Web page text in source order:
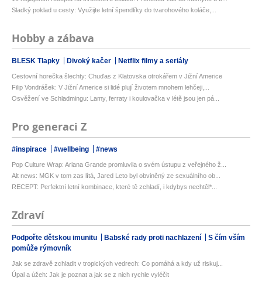
Sladký poklad u cesty: Využijte letní špendlíky do tvarohového koláče,...
Hobby a zábava
BLESK Tlapky Divoký kačer Netflix filmy a seriály
Cestovní horečka šlechty: Chuďas z Klatovska otrokářem v Jižní Americe
Filip Vondrášek: V Jižní Americe si lidé plují životem mnohem lehčeji,...
Osvěžení ve Schladmingu: Lamy, ferraty i koulovačka v létě jsou jen pá...
Pro generaci Z
#inspirace #wellbeing #news
Pop Culture Wrap: Ariana Grande promluvila o svém ústupu z veřejného ž...
Alt news: MGK v tom zas lítá, Jared Leto byl obviněný ze sexuálního ob...
RECEPT: Perfektní letní kombinace, které tě zchladí, i kdybys nechtěl*...
Zdraví
Podpořte dětskou imunitu Babské rady proti nachlazení
S čím vším
pomůže rýmovník
Jak se zdravě zchladit v tropických vedrech: Co pomáhá a kdy už riskuj...
Úpal a úžeh: Jak je poznat a jak se z nich rychle vyléčit